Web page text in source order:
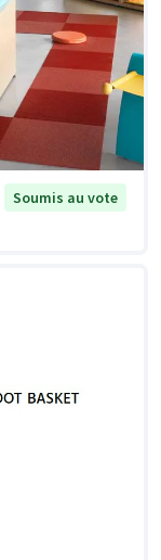
Soumis au vote